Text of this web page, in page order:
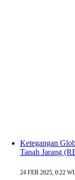
Ketegangan
Tanah Jarang
24 FEB 2025, 0:22